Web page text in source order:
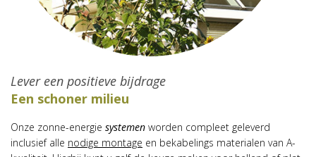
Lever een positieve bijdrage
Een schoner milieu
Onze zonne-energie systemen worden compleet geleverd
inclusief alle nodige montage en bekabelings materialen van A-